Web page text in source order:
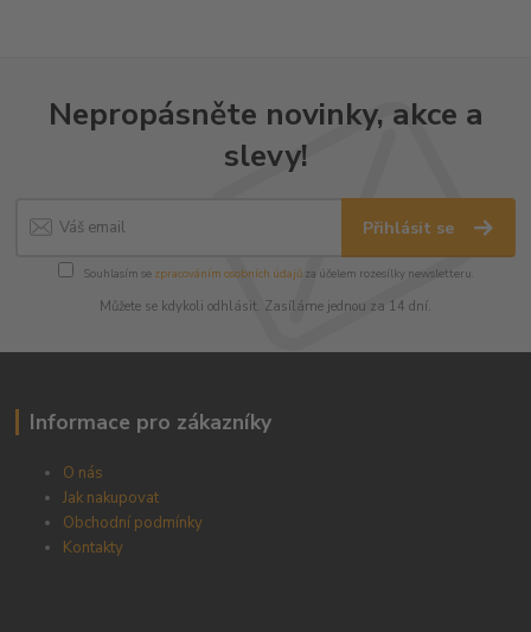
Nepropásněte novinky, akce a
slevy!
Přihlásit se
Souhlasím se zpracováním osobních údajůza účelem rozesílky newsletteru.
Můžete se kdykoli odhlásit. Zasíláme jednou za 14 dní.
Informace pro zákazníky
O nás
Jak nakupovat
Obchodní podmínky
Kontakty